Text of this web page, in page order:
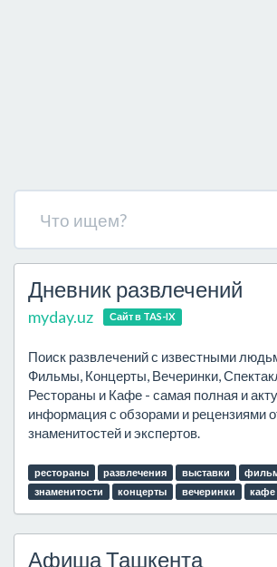
Дневник развлечений
myday.uz Сайт в TAS-IX
Поиск развлечений с известными
Фильмы, Концерты, Вечеринки,
Рестораны и Кафе - самая полная и
информация с обзорами и рецензиями
знаменитостей и экспертов.
рестораны развлечения выставки
знаменитости
концерты вечеринки кафе
Афиша Ташкента